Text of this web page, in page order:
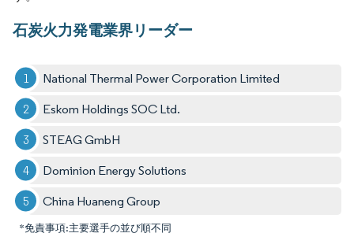
石炭火力発電業界リーダー
National Thermal Power Corporation Limited
Eskom Holdings SOC Ltd.
STEAG GmbH
Dominion Energy Solutions
China Huaneng Group
*免責事項:主要選手の並び順不同